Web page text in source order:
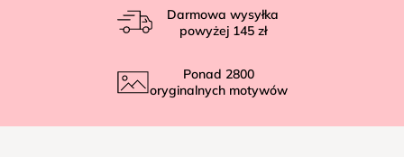
Darmowa wysyłka
powyżej 145 zł
Ponad 2800
oryginalnych motywów